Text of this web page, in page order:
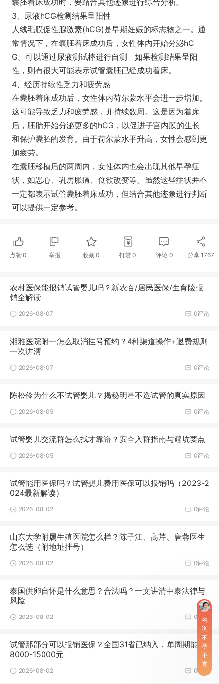
囊胚着床成功时，要结合其他迹象进行综合分析。
3、尿液hCG检测结果呈阳性
人绒毛膜促性腺激素(hCG)是早期妊娠的标志物之一。通
常情况下，在囊胚着床成功后，女性体内开始分泌hC
G。可以通过尿液测试棒进行自测，如果检测结果呈阳
性，则有很大可能表示试管囊胚已经成功着床。
4、经历持续性乏力和疲劳感
在囊胚着床成功后，女性体内荷尔蒙水平会进一步增加。
这可能导致乏力和疲劳感，并持续数周。这是因为着床
后，胚胎开始分泌更多的hCG，以促进子宫内膜的生长
和保护囊胚的发育。由于荷尔蒙水平升高，女性会感到更
加疲劳。
在囊胚移植后的两周内，女性体内也会出现其他早孕症
状，如恶心、乳房胀痛、食欲改变等。虽然这些症状并不
一定都表示试管囊胚着床成功，但结合其他迹象进行判断
可以提供一定参考。
点赞 0 举报 收藏0 打赏 0 评论 0 分享 1767
农村医保能报销试管婴儿吗？新农合/居民医保/生育险报
销全解读
0评论
2026-08-07
湘雅医院附一怎么取消挂号预约？4种渠道操作+退费规则
一次讲清
0评论
2026-08-07
陈松伶为什么不试管婴儿？揭秘明星不选试管的真实原因
0评论
2026-08-05
试管婴儿交流群怎么找才靠谱？安全入群指南与避坑要点
0评论
2026-08-05
试管能用医保吗？试管婴儿费用医保可以报销吗（2023-2
024最新解读）
0评论
2026-08-02
山东大学附属生殖医院怎么样？陈子江、高芹、唐蓉医生
怎么选（附地址挂号）
0评论
2026-08-02
泰国供卵自怀是什么意思？合法吗？一文讲清中泰法律与
风险
0评论
2026-08-02
试管那部分可以报销医保？全国31省已纳入，单周期能报
8000-15000元
0评论
2026-08-02
咨
询
不
孕
不
育